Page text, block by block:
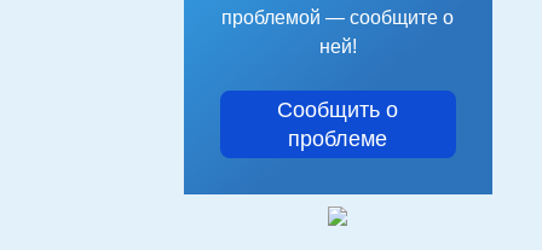
проблемой — сообщите о
ней!
Сообщить о
проблеме